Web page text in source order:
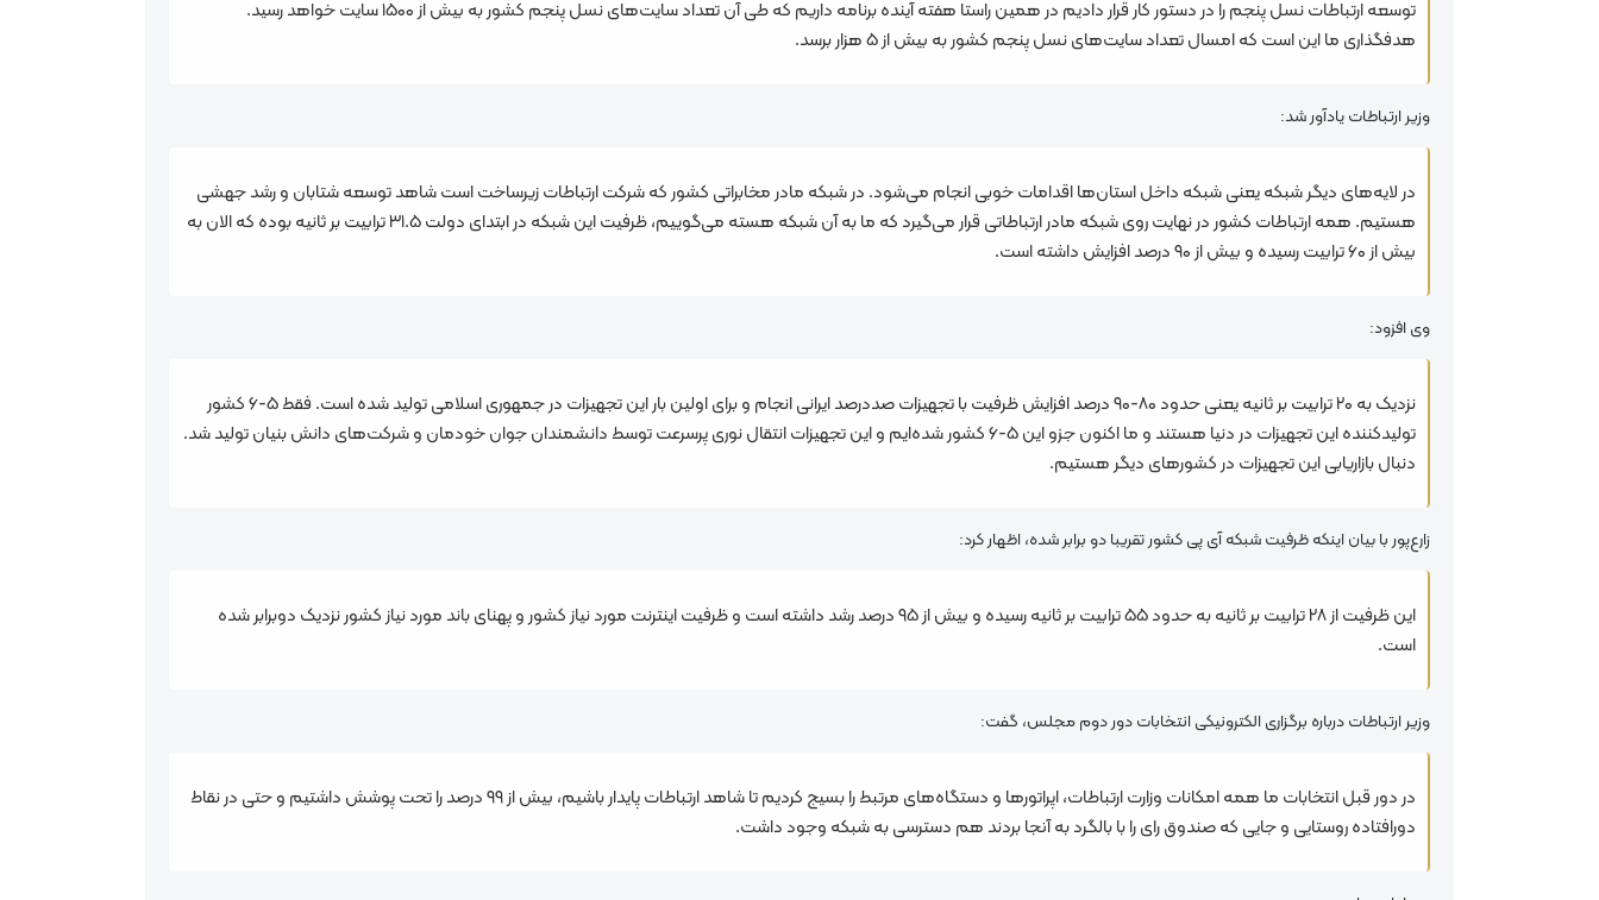
توسعه ارتباطات نسل پنجم را در دستور کار قرار دادیم در همین راستا هفته آینده برنامه داریم که طی آن تعداد سایت‌های نسل پنجم کشور به بیش از ۱۵۰۰ سایت خواهد رسید.
هدفگذاری ما این است که امسال تعداد سایت‌های نسل پنجم کشور به بیش از ۵ هزار برسد.
وزیر ارتباطات یادآور شد:
در لایه‌های دیگر شبکه یعنی شبکه داخل استان‌ها اقدامات خوبی انجام می‌شود. در شبکه مادر مخابراتی کشور که شرکت ارتباطات زیرساخت است شاهد توسعه شتابان و رشد جهشی
هستیم. همه ارتباطات کشور در نهایت روی شبکه مادر ارتباطاتی قرار می‌گیرد که ما به آن شبکه هسته می‌گوییم، ظرفیت این شبکه در ابتدای دولت ۳۱.۵ ترابیت بر ثانیه بوده که الان به
بیش از ۶۰ ترابیت رسیده و بیش از ۹۰ درصد افزایش داشته است.
وی افزود:
نزدیک به ۲۰ ترابیت بر ثانیه یعنی حدود ۸۰-۹۰ درصد افزایش ظرفیت با تجهیزات صددرصد ایرانی انجام و برای اولین بار این تجهیزات در جمهوری اسلامی تولید شده است. فقط ۵-۶ کشور
تولیدکننده این تجهیزات در دنیا هستند و ما اکنون جزو این ۵-۶ کشور شده‌ایم و این تجهیزات انتقال نوری پرسرعت توسط دانشمندان جوان خودمان و شرکت‌های دانش بنیان تولید شد.
دنبال بازاریابی این تجهیزات در کشورهای دیگر هستیم.
زارع‌پور با بیان اینکه ظرفیت شبکه آی پی کشور تقریبا دو برابر شده، اظهار کرد:
این ظرفیت از ۲۸ ترابیت بر ثانیه به حدود ۵۵ ترابیت بر ثانیه رسیده و بیش از ۹۵ درصد رشد داشته است و ظرفیت اینترنت مورد نیاز کشور و پهنای باند مورد نیاز کشور نزدیک دوبرابر شده
است.
وزیر ارتباطات درباره برگزاری الکترونیکی انتخابات دور دوم مجلس، گفت:
در دور قبل انتخابات ما همه امکانات وزارت ارتباطات، اپراتورها و دستگاه‌های مرتبط را بسیج کردیم تا شاهد ارتباطات پایدار باشیم، بیش از ۹۹ درصد را تحت پوشش داشتیم و حتی در نقاط
دورافتاده روستایی و جایی که صندوق رای را با بالگرد به آنجا بردند هم دسترسی به شبکه وجود داشت.